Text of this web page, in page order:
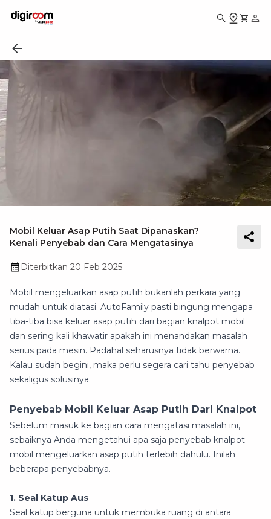
Mobil Keluar Asap Putih Saat Dipanaskan?
Kenali Penyebab dan Cara Mengatasinya
Diterbitkan 20 Feb 2025
Mobil mengeluarkan asap putih bukanlah perkara yang
mudah untuk diatasi. AutoFamily pasti bingung mengapa
tiba-tiba bisa keluar asap putih dari bagian knalpot mobil
dan sering kali khawatir apakah ini menandakan masalah
serius pada mesin. Padahal seharusnya tidak berwarna.
Kalau sudah begini, maka perlu segera cari tahu penyebab
sekaligus solusinya.
Penyebab Mobil Keluar Asap Putih Dari Knalpot
Sebelum masuk ke bagian cara mengatasi masalah ini,
sebaiknya Anda mengetahui apa saja penyebab knalpot
mobil mengeluarkan asap putih terlebih dahulu. Inilah
beberapa penyebabnya.
1. Seal Katup Aus
Seal katup berguna untuk membuka ruang di antara